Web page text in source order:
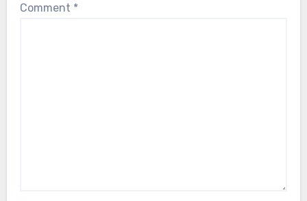
Comment *